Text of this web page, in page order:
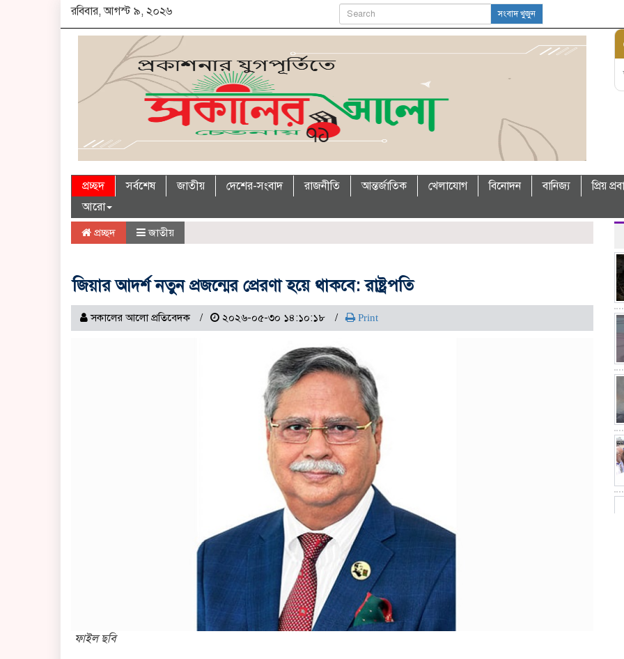
রবিবার, আগস্ট ৯, ২০২৬ সংবাদ খুজুন
প্রচ্ছদ সর্বশেষ জাতীয় দেশের-সংবাদ রাজনীতি আন্তর্জাতিক খেলাযোগ বিনোদন বানিজ্য প্রিয়
আরো
প্রচ্ছদ জাতীয়
জিয়ার আদর্শ নতুন প্রজন্মের প্রেরণা হয়ে থাকবে: রাষ্ট্রপতি
সকালের আলো প্রতিবেদক ২০২৬-০৫-৩০ ১৪:১০:১৮ Print
ফাইল ছবি